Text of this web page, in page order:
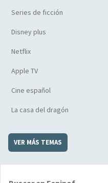
Series de ficción
Disney plus
Netflix
Apple TV
Cine español
La casa del dragón
VER MÁS TEMAS